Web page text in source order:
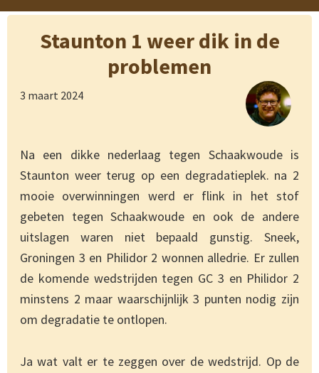
Staunton 1 weer dik in de
problemen
3 maart 2024
Na een dikke nederlaag tegen Schaakwoude is
Staunton weer terug op een degradatieplek. na 2
mooie overwinningen werd er flink in het stof
gebeten tegen Schaakwoude en ook de andere
uitslagen waren niet bepaald gunstig. Sneek,
Groningen 3 en Philidor 2 wonnen alledrie. Er zullen
de komende wedstrijden tegen GC 3 en Philidor 2
minstens 2 maar waarschijnlijk 3 punten nodig zijn
om degradatie te ontlopen.
Ja wat valt er te zeggen over de wedstrijd. Op de